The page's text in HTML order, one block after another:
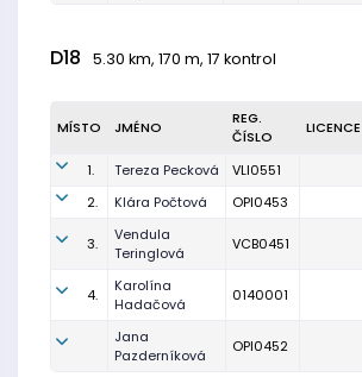
D18 5.30 km, 170 m, 17 kontrol
MÍSTO JMÉNO
REG.
ČÍSLO
LICENCE
1. Tereza Pecková VLI0551
2.
Klára Počtová OPI0453
3.
Vendula
Teringlová
VCB0451
4.
Karolína
Hadačová
0140001
Jana
Pazderníková
OPI0452